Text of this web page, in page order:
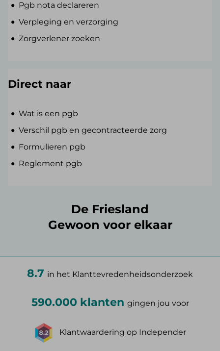
Pgb nota declareren
Verpleging en verzorging
Zorgverlener zoeken
Direct naar
Wat is een pgb
Verschil pgb en gecontracteerde zorg
Formulieren pgb
Reglement pgb
De Friesland
Gewoon voor elkaar
8.7 in het Klanttevredenheidsonderzoek
590.000 klanten gingen jou voor
Klantwaardering op Independer